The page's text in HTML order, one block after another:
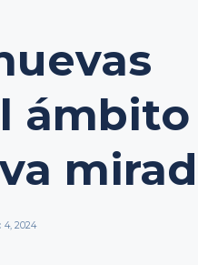
ámbito
4, 2024